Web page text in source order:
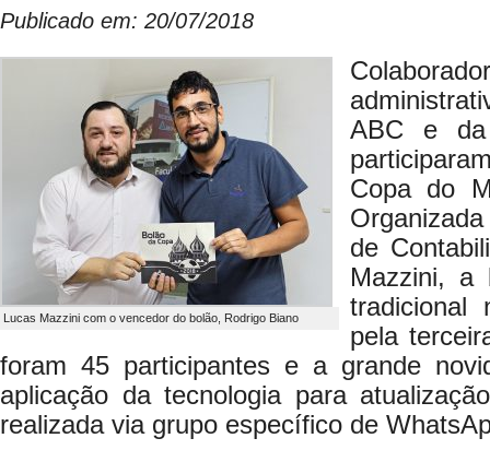
Publicado em: 20/07/2018
Lucas Mazzini com o vencedor do bolão, Rodrigo Biano
ABC e da
Copa do
de
Mazzini, a
tradicional
pela
foram 45 participantes e a grande
aplicação da tecnologia para
realizada via grupo específico de